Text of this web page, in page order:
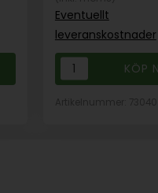
Eventuellt
leveranskostnader